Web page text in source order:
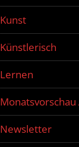
Kunst
Künstlerisch
Lernen
Newsletter